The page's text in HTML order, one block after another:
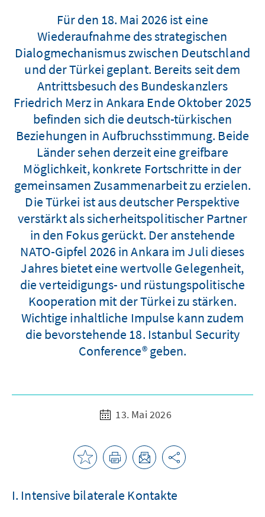
Für den 18. Mai 2026 ist eine
Wiederaufnahme des strategischen
Dialogmechanismus zwischen Deutschland
und der Türkei geplant. Bereits seit dem
Antrittsbesuch des Bundeskanzlers
Friedrich Merz in Ankara Ende Oktober 2025
befinden sich die deutsch-türkischen
Beziehungen in Aufbruchsstimmung. Beide
Länder sehen derzeit eine greifbare
Möglichkeit, konkrete Fortschritte in der
gemeinsamen Zusammenarbeit zu erzielen.
Die Türkei ist aus deutscher Perspektive
verstärkt als sicherheitspolitischer Partner
in den Fokus gerückt. Der anstehende
NATO-Gipfel 2026 in Ankara im Juli dieses
Jahres bietet eine wertvolle Gelegenheit,
die verteidigungs- und rüstungspolitische
Kooperation mit der Türkei zu stärken.
Wichtige inhaltliche Impulse kann zudem
die bevorstehende 18. Istanbul Security
Conference® geben.
13. Mai 2026
I. Intensive bilaterale Kontakte